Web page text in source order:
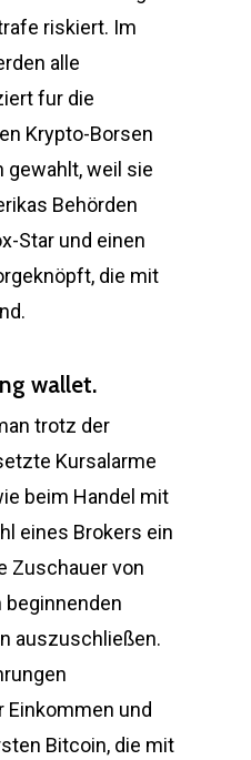
riskiert. Im
alle
fur die
Krypto-Borsen
gewahlt, weil sie
Behörden
Star und einen
die mit
wallet.
trotz der
Kursalarme
beim Handel mit
eines Brokers ein
Zuschauer von
beginnenden
auszuschließen.
Einkommen und
Bitcoin, die mit